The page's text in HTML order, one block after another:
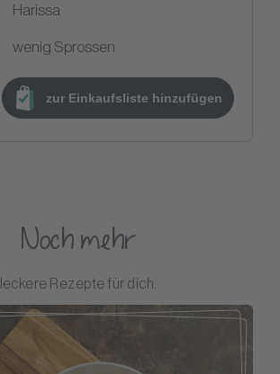
Harissa
wenig Sprossen
zur Einkaufsliste hinzufügen
Noch mehr
leckere Rezepte für dich.